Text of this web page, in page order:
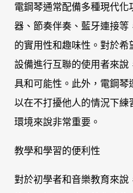
電鋼琴通常配備多種現代
器、節奏伴奏、藍牙連接
的實用性和趣味性。對於
設備進行互聯的使用者來說
具和可能性。此外，電鋼
以在不打擾他人的情況下
環境來說非常重要。
教學和學習的便利性
對於初學者和音樂教育來說